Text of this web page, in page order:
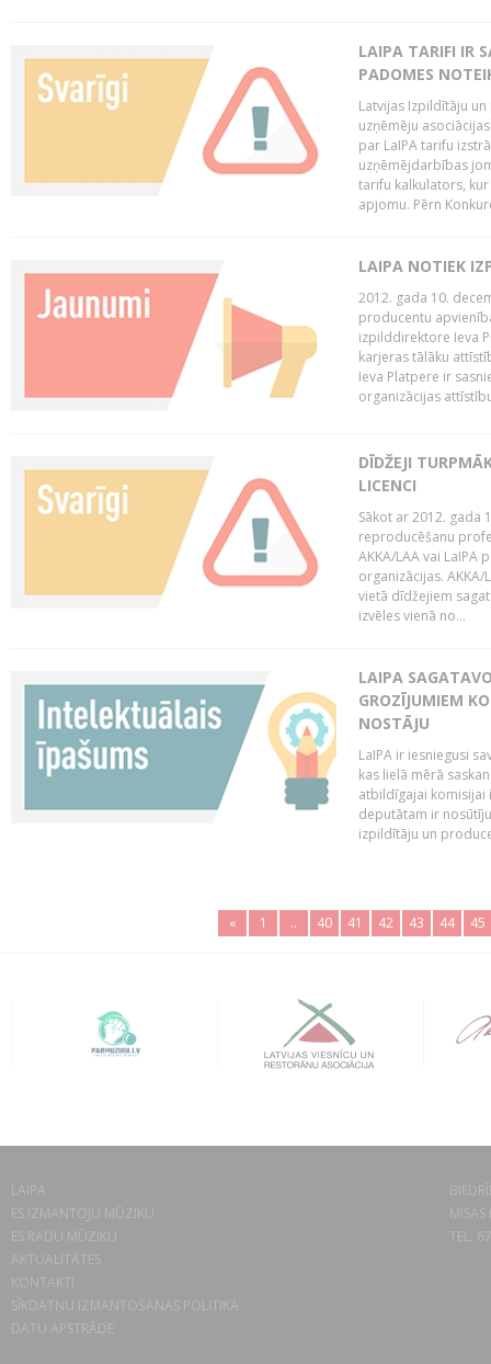
LAIPA TARIFI IR
PADOMES
Latvijas Izpildītāju
uzņēmēju
par LaIPA tarifu
uzņēmējdarbības
tarifu kalkulators,
apjomu. Pērn
LAIPA NOTIEK
2012. gada 10.
producentu
izpilddirektore Ieva
karjeras tālāku
Ieva Platpere ir
organizācijas
DĪDŽEJI
LICENCI
Sākot ar 2012. gada
reproducēšanu
AKKA/LAA vai LaIPA
organizācijas.
vietā dīdžejiem
izvēles vienā no...
LAIPA
GROZĪJUMIEM
NOSTĀJU
LaIPA ir iesniegusi
kas lielā mērā
atbildīgajai komisijai
deputātam ir
izpildītāju un
« 1 .. 40 41 42 43 44 45
LAIPA
ES IZMANTOJU MŪZIKU
ES RADU MŪZIKU
AKTUALITĀTES
KONTAKTI
SĪKDATŅU IZMANTOŠANAS POLITIKA
DATU APSTRĀDE
TEL.